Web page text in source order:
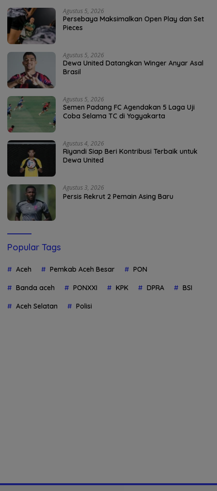
Agustus 5, 2026
Persebaya Maksimalkan Open Play dan Set
Pieces
Agustus 5, 2026
Dewa United Datangkan Winger Anyar Asal
Brasil
Agustus 5, 2026
Semen Padang FC Agendakan 5 Laga Uji
Coba Selama TC di Yogyakarta
Agustus 4, 2026
Riyandi Siap Beri Kontribusi Terbaik untuk
Dewa United
Agustus 3, 2026
Persis Rekrut 2 Pemain Asing Baru
Popular Tags
Aceh Pemkab Aceh Besar PON
Banda aceh PONXXI KPK DPRA BSI
Aceh Selatan Polisi